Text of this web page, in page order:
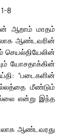
8
ஆறாம் மாதம்
ஆண்டவரின்
செயல்தியேலின்
யோசதாக்கின்
“படைகளின்
மீண்டும்
என்று இந்த
ஆண்டவரது